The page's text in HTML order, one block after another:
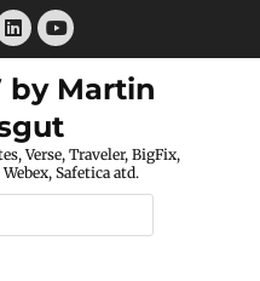
LinkedIn
Youtube
by Martin
Verse, Traveler, BigFix,
Safetica atd.